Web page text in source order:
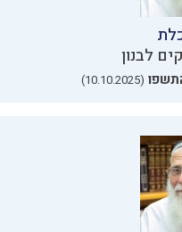
לבנון
(10.10.2025)